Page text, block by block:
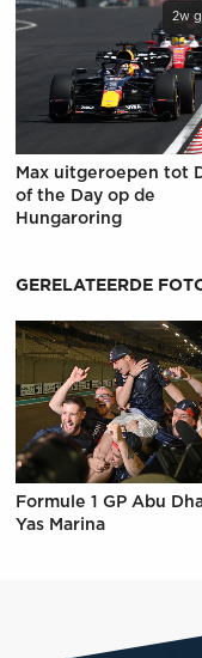
2w
Max uitgeroepen tot
of the Day op de
Hungaroring
GERELATEERDE
Formule 1 GP Abu
Yas Marina